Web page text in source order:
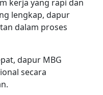
kerja yang rapi dan
lengkap, dapur
dalam proses
dapur MBG
secara